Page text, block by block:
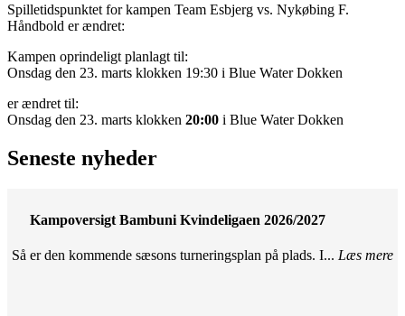
Spilletidspunktet for kampen Team Esbjerg vs. Nykøbing F.
Håndbold er ændret:
Kampen oprindeligt planlagt til:
Onsdag den 23. marts klokken 19:30 i Blue Water Dokken
er ændret til:
Onsdag den 23. marts klokken 20:00 i Blue Water Dokken
Seneste nyheder
Kampoversigt Bambuni Kvindeligaen 2026/2027
Så er den kommende sæsons turneringsplan på plads. I... Læs mere